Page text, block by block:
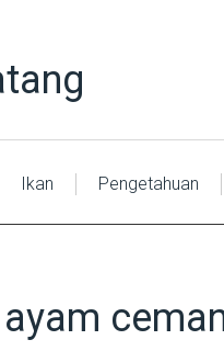
Ikan Pengetahuan